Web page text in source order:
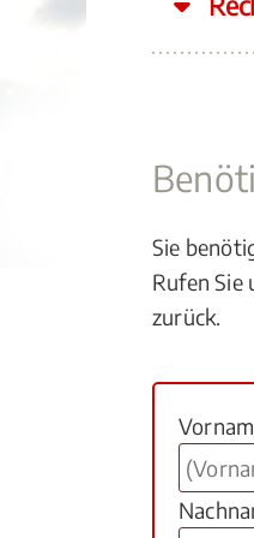
Sie
Rufen Sie
zurück.